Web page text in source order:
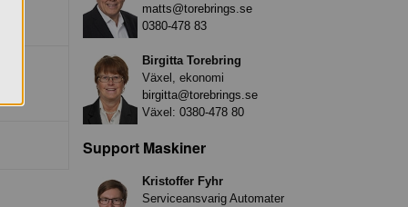
matts@torebrings.se
0380-478 83
Birgitta Torebring
Växel, ekonomi
birgitta@torebrings.se
Växel: 0380-478 80
Support Maskiner
Kristoffer Fyhr
Serviceansvarig Automater